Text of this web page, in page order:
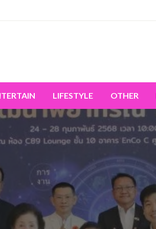
LIFESTYLE OTHER